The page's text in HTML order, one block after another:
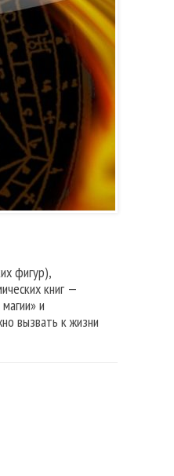
фигур),
книг —
и
вызвать к жизни